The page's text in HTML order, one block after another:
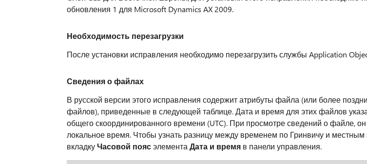
обновления 1 для Microsoft Dynamics AX 2009.
Необходимость перезагрузки
После установки исправления необходимо перезагрузить службы Application
Сведения о файлах
В русской версии этого исправления содержит атрибуты файла (или более
файлов), приведенные в следующей таблице. Дата и время для этих файлов
общего скоординированного времени (UTC). При просмотре сведений о файле, он
локальное время. Чтобы узнать разницу между временем по Гринвичу и местным
вкладкуЧасовой поясэлементаДата и времяв панели управления.